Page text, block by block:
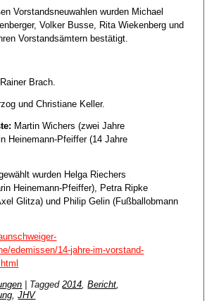
Vorstandsneuwahlen wurden Michael
Volker Busse, Rita Wiekenberg und
Vorstandsämtern bestätigt.
Rainer Brach.
und Christiane Keller.
Martin Wichers (zwei Jahre
Heinemann-Pfeiffer (14 Jahre
wurden Helga Riechers
Heinemann-Pfeiffer), Petra Ripke
Glitza) und Philip Gelin (Fußballobmann
edemissen/14-jahre-im-vorstand-
| Tagged 2014 ,Bericht
,JHV